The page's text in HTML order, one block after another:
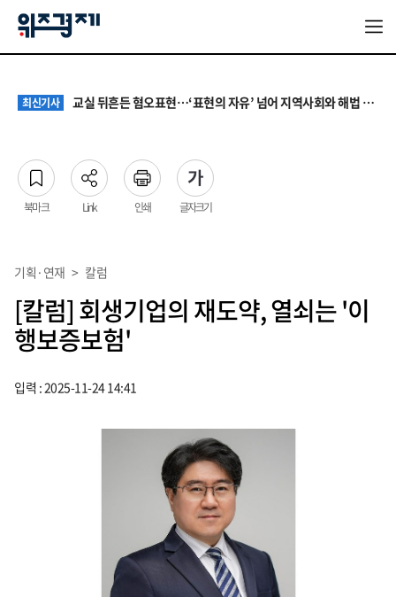
최신기사 교실 뒤흔든 혐오표현…‘표현의 자유’ 넘어 지역사회와 해법 모색
최신기사 대기업 노조 '영업이익 성과급' 요구에 전문가들 "최종 이익·투자 여력 반영해야"
최신기사 서울 집값 다시 0.26% 상승…전세도 수도권 중심으로 압박 커져
북마크 Link 인쇄 글자크기
기획·연재 > 칼럼
[칼럼] 회생기업의 재도약, 열쇠는 '이
행보증보험'
입력 : 2025-11-24 14:41